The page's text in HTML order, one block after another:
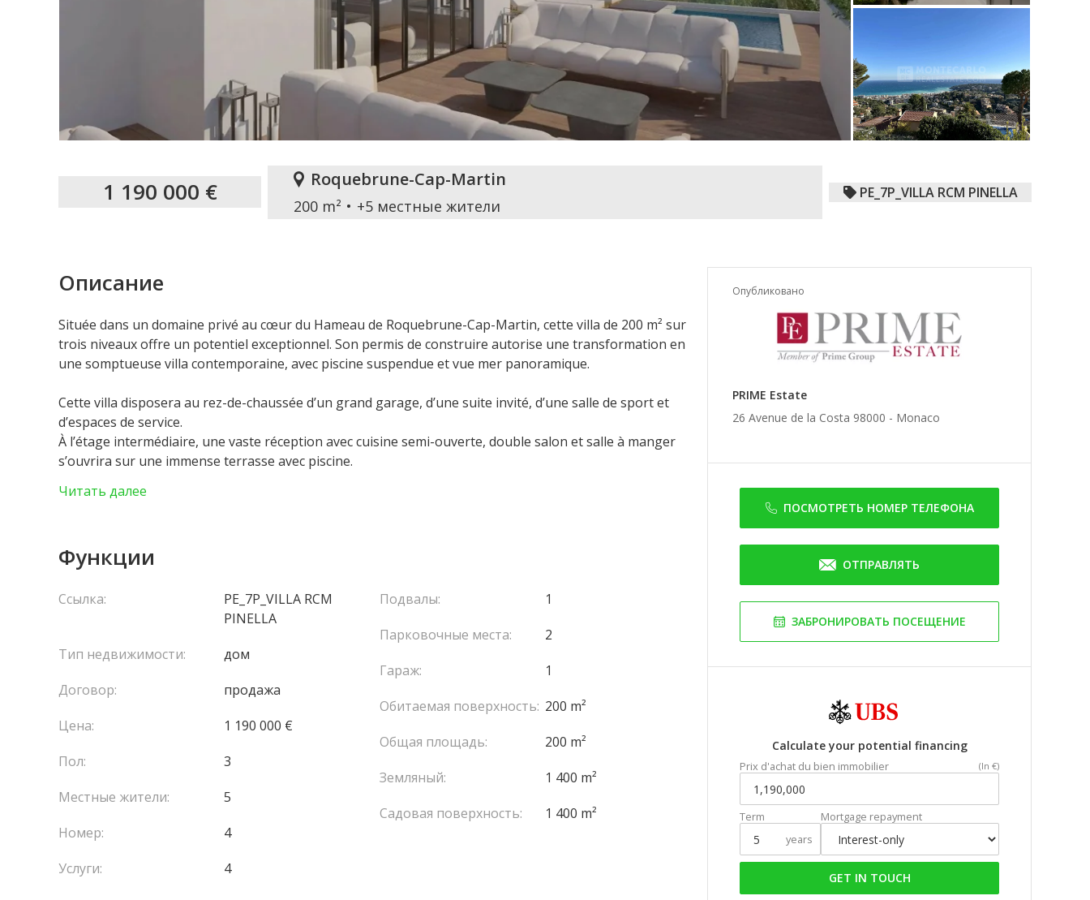
1 190 000 € Roquebrune-Cap-Martin
200 m² +5 местные жители
PE_7P_VILLA RCM PINELLA
Опубликовано
PRIME Estate
26 Avenue de la Costa 98000 - Monaco
ПОСМОТРЕТЬ НОМЕР ТЕЛЕФОНА
ОТПРАВЛЯТЬ
ЗАБРОНИРОВАТЬ ПОСЕЩЕНИЕ
Calculate your potential financing
Prix d'achat du bien immobilier (In €)
Term
years
Mortgage repayment
GET IN TOUCH
Описание
Située dans un domaine privé au cœur du Hameau de Roquebrune-Cap-Martin, cette villa de 200 m² sur
trois niveaux offre un potentiel exceptionnel. Son permis de construire autorise une transformation en
une somptueuse villa contemporaine, avec piscine suspendue et vue mer panoramique.
Cette villa disposera au rez-de-chaussée d’un grand garage, d’une suite invité, d’une salle de sport et
d’espaces de service.
À l’étage intermédiaire, une vaste réception avec cuisine semi-ouverte, double salon et salle à manger
s’ouvrira sur une immense terrasse avec piscine.
dressings.
proche de Monaco, offrira un jardin arboré de 1.400 m² et une vue mer panoramique exceptionnelle.
Читать далее
Функции
Ссылка:
PE_7P_VILLA RCM
PINELLA
Тип недвижимости:
дом
Договор:
продажа
Цена:
1 190 000 €
Пол:
3
Местные жители:
5
Номер:
4
Услуги:
4
Подвалы:
1
Парковочные места:
2
Гараж:
1
Обитаемая поверхность: 200 m²
Общая площадь:
200 m²
Земляный:
1 400 m²
Садовая поверхность:
1 400 m²